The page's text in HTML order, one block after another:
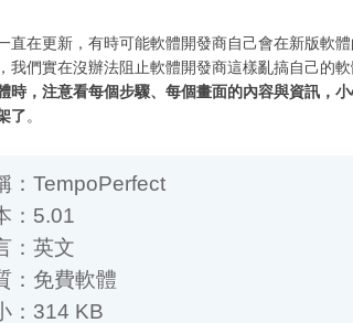
直在更新，有時可能軟體開發商自己會在新版軟
我們實在沒辦法阻止軟體開發商這樣亂搞自己的
時，注意看每個步驟、每個畫面的內容與資訊，
了。
5.01
英文
免費軟體
314 KB
Windows, macOS, Android, iPhone